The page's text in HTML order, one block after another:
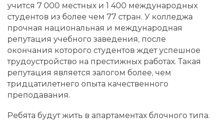
учится 7 000 местных и 1 400 международных
студентов из более чем 77 стран. У колледжа
прочная национальная и международная
репутация учебного заведения, после
окончания которого студентов ждет успешное
трудоустройство на престижных работах. Такая
репутация является залогом более, чем
тридцатилетнего опыта качественного
преподавания.
Ребята будут жить в апартаментах блочного типа.